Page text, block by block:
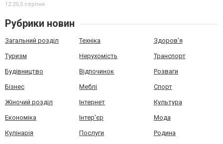
12:20,5 серпня
Рубрики новин
Загальний розділ Техніка Здоров'я
Туризм Нерухомість Транспорт
Будівництво Відпочинок Розваги
Бізнес Меблі Спорт
Жіночий розділ Інтернет Культура
Економіка Інтер'єр Мода
Кулінарія Послуги Родина